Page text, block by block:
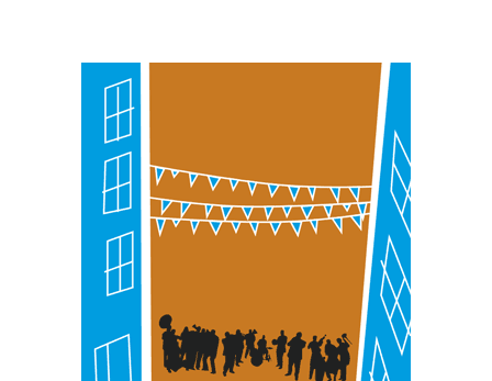
zerbitzuak hobetzeko asmoz, cookie teknologiaz
baliatzen gara. Ohar hau onartuz gero, teknologia hori
erabiltzeko baimen esplizitua ematen diguzu.Gehiago